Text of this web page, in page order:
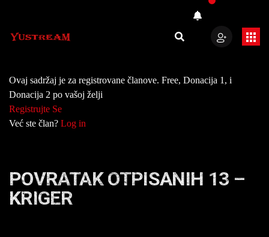
Ovaj sadržaj je za registrovane članove. Free, Donacija 1, i
Donacija 2 po vašoj želji
Registrujte Se
Već ste član? Log in
POVRATAK OTPISANIH 13 –
KRIGER